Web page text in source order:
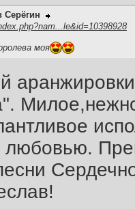
Серёгин
моя
любовью.